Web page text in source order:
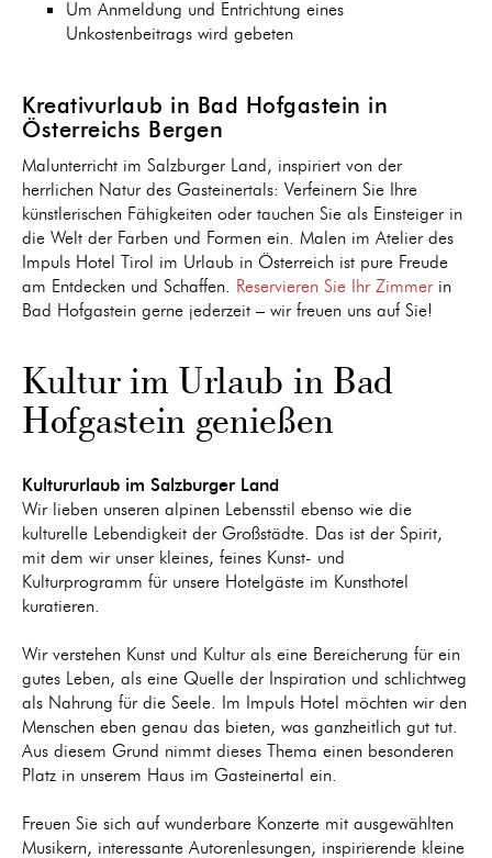
Um Anmeldung und Entrichtung eines
Unkostenbeitrags wird gebeten
Kreativurlaub in Bad Hofgastein in
Österreichs Bergen
Malunterricht im Salzburger Land, inspiriert von der
herrlichen Natur des Gasteinertals: Verfeinern Sie Ihre
künstlerischen Fähigkeiten oder tauchen Sie als Einsteiger in
die Welt der Farben und Formen ein. Malen im Atelier des
Impuls Hotel Tirol im Urlaub in Österreich ist pure Freude
am Entdecken und Schaffen.
Reservieren Sie Ihr Zimmerin
Bad Hofgastein gerne jederzeit – wir freuen uns auf Sie!
Kultur im Urlaub in Bad
Hofgastein genießen
Kultururlaub im Salzburger Land
Wir lieben unseren alpinen Lebensstil ebenso wie die
kulturelle Lebendigkeit der Großstädte. Das ist der Spirit,
mit dem wir unser kleines, feines Kunst- und
Kulturprogramm für unsere Hotelgäste im Kunsthotel
kuratieren.
Wir verstehen Kunst und Kultur als eine Bereicherung für ein
gutes Leben, als eine Quelle der Inspiration und schlichtweg
als Nahrung für die Seele. Im Impuls Hotel möchten wir den
Menschen eben genau das bieten, was ganzheitlich gut tut.
Aus diesem Grund nimmt dieses Thema einen besonderen
Platz in unserem Haus im Gasteinertal ein.
Freuen Sie sich auf wunderbare Konzerte mit ausgewählten
Musikern, interessante Autorenlesungen, inspirierende kleine